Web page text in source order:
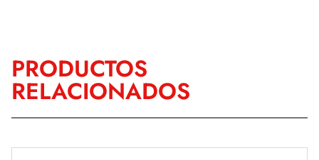
PRODUCTOS
RELACIONADOS